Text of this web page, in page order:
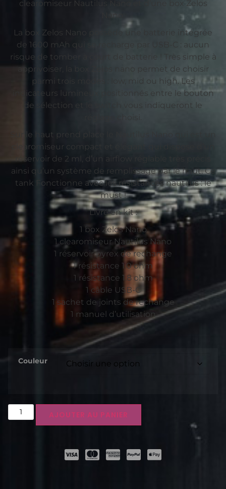
clearomiseur Nautilus Nano et d’une box Zelos
La box Zelos Nano possède une batterie intégrée
de 1600 mAh qui se recharge par USB-C : aucun
risque de tomber à court de batterie ! Très simple à
apprivoiser, la box Zelos nano permet de choisir
parmi trois modes : low, mid ou high. Les
indicateurs lumineux positionnés entre le bouton
de sélection et le switch vous indiqueront le
Sur le haut prend place le Nautilus Nano qui est un
clearomiseur compact et élégant qui dispose d’un
réservoir de 2 ml, d’un airflow réglable très précis
ainsi qu’un système de remplissage par le haut. Ce
tank Fonctionne avec les résistances nautilus : le
must !
Livré en kit :
1 box Zelos Nano
1 clearomiseur Nautilus Nano
1 réservoir pyrex de rechange
1 résistance 1.0 ohm
1 résistance 1.8 ohm
1 câble USB-C
1 sachet de joints de rechange
1 manuel d’utilisation
Couleur
AJOUTER AU PANIER